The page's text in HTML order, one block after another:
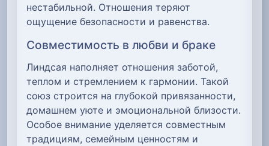
нестабильной. Отношения теряют
ощущение безопасности и равенства.
Совместимость в любви и браке
Линдсая наполняет отношения заботой,
теплом и стремлением к гармонии. Такой
союз строится на глубокой привязанности,
домашнем уюте и эмоциональной близости.
Особое внимание уделяется совместным
традициям, семейным ценностям и